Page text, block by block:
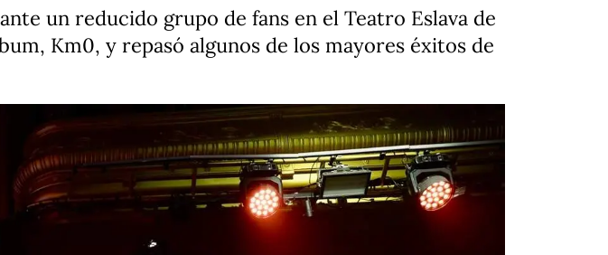
un reducido grupo de fans en el Teatro Eslava de
Km0, y repasó algunos de los mayores éxitos de